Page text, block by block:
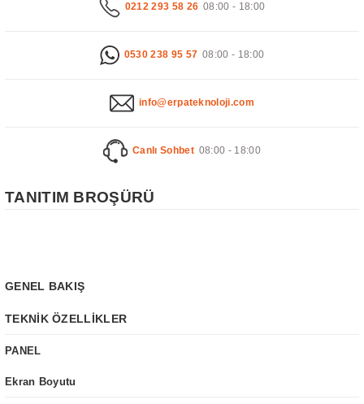
0212 293 58 26 08:00 - 18:00
0530 238 95 57 08:00 - 18:00
info@erpateknoloji.com
Canlı Sohbet 08:00 - 18:00
TANITIM BROŞÜRÜ
GENEL BAKIŞ
TEKNİK ÖZELLİKLER
PANEL
Ekran Boyutu